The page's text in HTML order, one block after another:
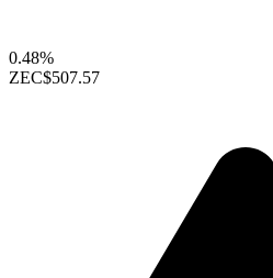
0.48%
ZEC$507.57